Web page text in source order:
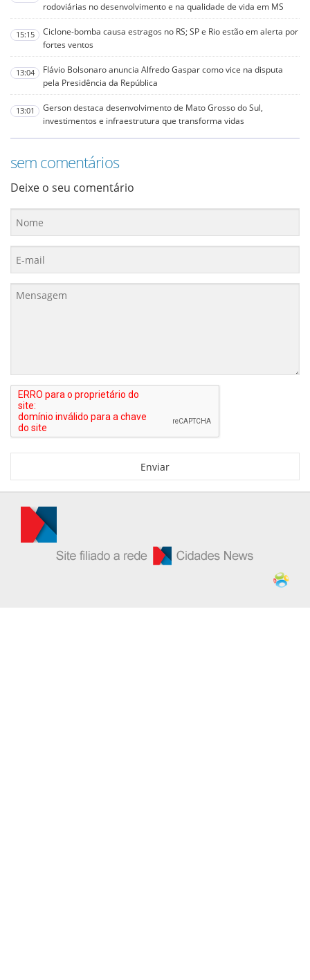
rodoviárias no desenvolvimento e na qualidade de vida em MS
15:15
Ciclone-bomba causa estragos no RS; SP e Rio estão em alerta por
fortes ventos
13:04
Flávio Bolsonaro anuncia Alfredo Gaspar como vice na disputa
pela Presidência da República
13:01
Gerson destaca desenvolvimento de Mato Grosso do Sul,
investimentos e infraestrutura que transforma vidas
sem comentários
Deixe o seu comentário
Enviar